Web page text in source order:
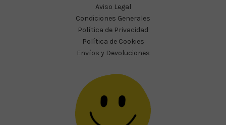
Aviso Legal
Condiciones Generales
Política de Privacidad
Política de Cookies
Envíos y Devoluciones